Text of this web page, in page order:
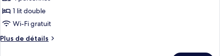
pour
ce
type
de
1 lit double
Wi-Fi gratuit
Plus de détails
Plus